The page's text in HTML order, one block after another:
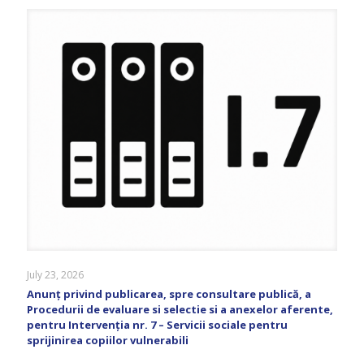
July 23, 2026
Anunț privind publicarea, spre consultare publică, a
Procedurii de evaluare si selectie si a anexelor aferente,
pentru Intervenția nr. 7 – Servicii sociale pentru
sprijinirea copiilor vulnerabili